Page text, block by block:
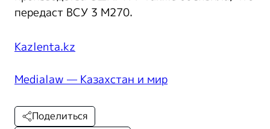
передаст ВСУ 3 M270.
Kazlenta.kz
Medialaw — Казахстан и мир
Поделиться